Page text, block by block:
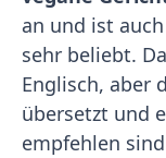
an und ist
sehr beliebt.
Englisch, aber
übersetzt und
empfehlen